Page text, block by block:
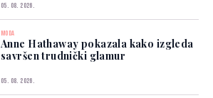
05. 08. 2026.
MODA
Anne Hathaway pokazala kako izgleda
savršen trudnički glamur
05. 08. 2026.